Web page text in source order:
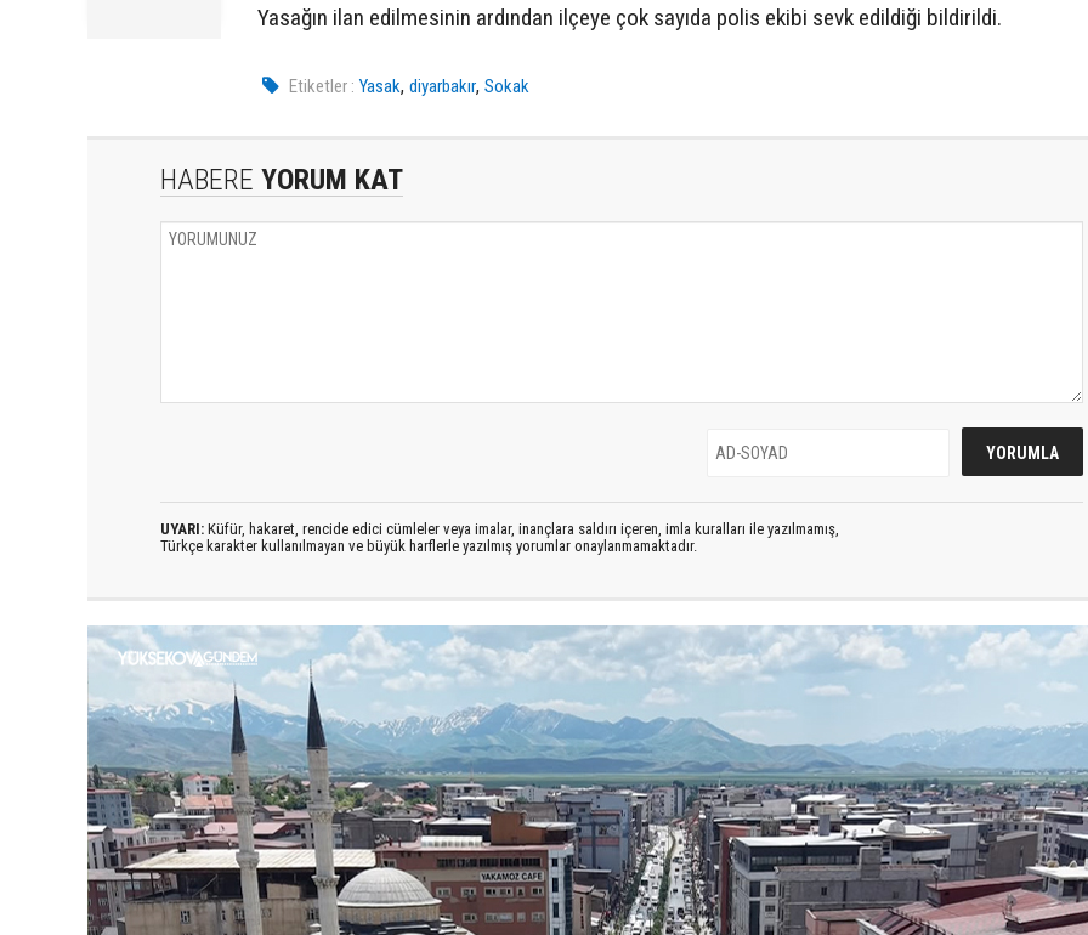
Yasağın ilan edilmesinin ardından ilçeye çok sayıda polis ekibi sevk edildiği bildirildi.
Etiketler : Yasak,diyarbakır,Sokak
HABERE YORUM KAT
UYARI: Küfür, hakaret, rencide edici cümleler veya imalar, inançlara saldırı içeren, imla kuralları ile yazılmamış,
Türkçe karakter kullanılmayan ve büyük harflerle yazılmış yorumlar onaylanmamaktadır.